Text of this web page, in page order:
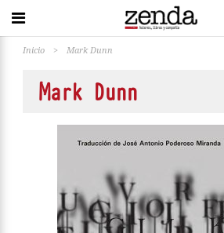
Inicio > Mark Dunn
Mark Dunn